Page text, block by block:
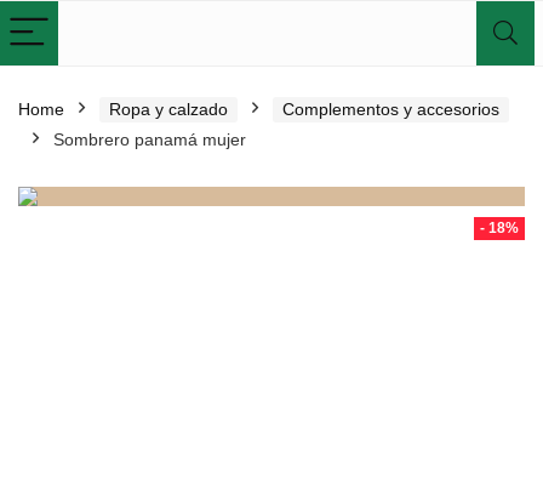
Home Ropa y calzado
Complementos y accesorios
Sombrero panamá mujer
- 18%